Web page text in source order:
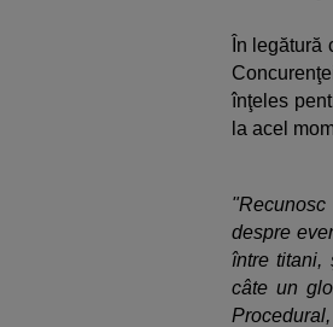
În legătură
înţeles
la acel
despre
între titani,
câte un